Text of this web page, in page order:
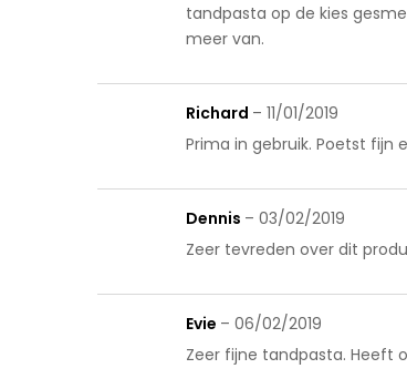
tandpasta op de kies
meer van.
Richard – 11/01/2019
Prima in gebruik. Poetst fijn
Dennis – 03/02/2019
Zeer tevreden over dit
Evie – 06/02/2019
Zeer fijne tandpasta. Heeft